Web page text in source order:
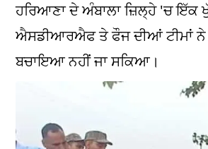
ਹਰਿਆਣਾ ਦੇ ਅੰਬਾਲਾ ਜ਼ਿਲ੍ਹੇ 'ਚ ਇੱਕ
ਐਸਡੀਆਰਐਫ ਤੇ ਫੌਜ ਦੀਆਂ ਟੀਮਾਂ
ਬਚਾਇਆ ਨਹੀਂ ਜਾ ਸਕਿਆ।